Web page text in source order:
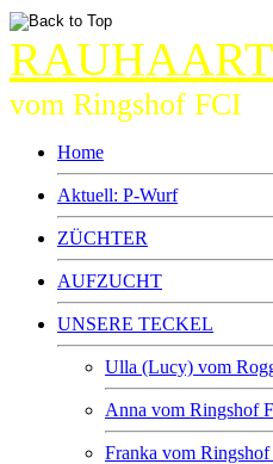
vom Ringshof FCI
Home
Aktuell: P-Wurf
ZÜCHTER
AUFZUCHT
UNSERE TECKEL
Ulla (Lucy) vom
Anna vom Ringshof
Franka vom